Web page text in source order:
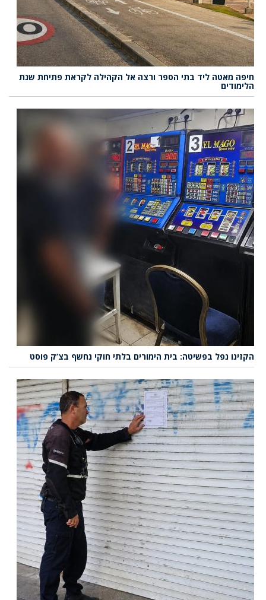
חיפה מאטה ליד בתי הספר ורצה אל הקהילה לקראת פתיחת שנת
הלימודים
הקזינו נפל בפשיטה: בית הימורים בלתי חוקי נחשף בצ’ק פוסט